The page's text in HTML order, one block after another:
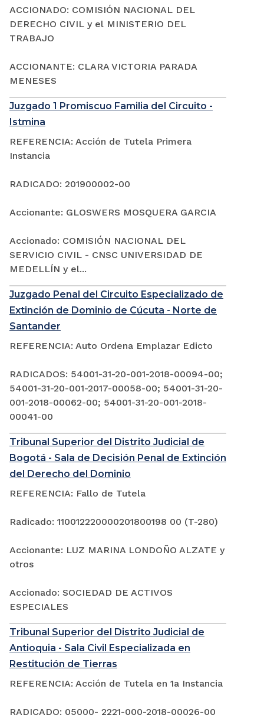
ACCIONADO: COMISIÓN NACIONAL DEL
DERECHO CIVIL y el MINISTERIO DEL
TRABAJO
ACCIONANTE: CLARA VICTORIA PARADA
MENESES
Juzgado 1 Promiscuo Familia del Circuito -
Istmina
REFERENCIA: Acción de Tutela Primera
Instancia
RADICADO: 201900002-00
Accionante: GLOSWERS MOSQUERA GARCIA
Accionado: COMISIÓN NACIONAL DEL
SERVICIO CIVIL - CNSC UNIVERSIDAD DE
MEDELLÍN y el...
Juzgado Penal del Circuito Especializado de
Extinción de Dominio de Cúcuta - Norte de
Santander
REFERENCIA: Auto Ordena Emplazar Edicto
RADICADOS: 54001-31-20-001-2018-00094-00;
54001-31-20-001-2017-00058-00; 54001-31-20-
001-2018-00062-00; 54001-31-20-001-2018-
00041-00
Tribunal Superior del Distrito Judicial de
Bogotá - Sala de Decisión Penal de Extinción
del Derecho del Dominio
REFERENCIA: Fallo de Tutela
Radicado: 110012220000201800198 00 (T-280)
Accionante: LUZ MARINA LONDOÑO ALZATE y
otros
Accionado: SOCIEDAD DE ACTIVOS
ESPECIALES
Tribunal Superior del Distrito Judicial de
Antioquia - Sala Civil Especializada en
Restitución de Tierras
REFERENCIA: Acción de Tutela en 1a Instancia
RADICADO: 05000- 2221-000-2018-00026-00